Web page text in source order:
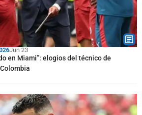
Jun 23
en Miami”: elogios del técnico de